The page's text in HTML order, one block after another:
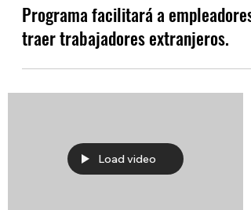
Programa facilitará a empleadores
traer trabajadores extranjeros.
Load video